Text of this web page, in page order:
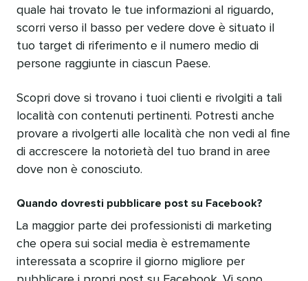
quale hai trovato le tue informazioni al riguardo,
scorri verso il basso per vedere dove è situato il
tuo target di riferimento e il numero medio di
persone raggiunte in ciascun Paese.
Scopri dove si trovano i tuoi clienti e rivolgiti a tali
località con contenuti pertinenti. Potresti anche
provare a rivolgerti alle località che non vedi al fine
di accrescere la notorietà del tuo brand in aree
dove non è conosciuto.
Quando dovresti pubblicare post su Facebook?
La maggior parte dei professionisti di marketing
che opera sui social media è estremamente
interessata a scoprire il giorno migliore per